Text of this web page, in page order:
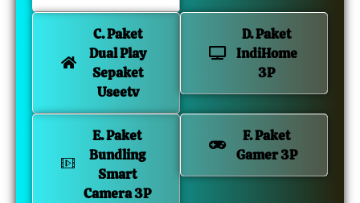
C. Paket
Dual Play
Sepaket
Useetv
D. Paket
IndiHome
3P
E. Paket
Bundling
Smart
Camera 3P
F. Paket
Gamer 3P